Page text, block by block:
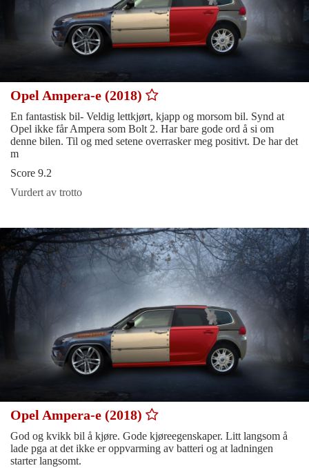
Opel Ampera-e (2018)
En fantastisk bil- Veldig lettkjørt, kjapp og morsom bil. Synd at
Opel ikke får Ampera som Bolt 2. Har bare gode ord å si om
denne bilen. Til og med setene overrasker meg positivt. De har det
m
Score 9.2
Vurdert av trotto
Opel Ampera-e (2018)
God og kvikk bil å kjøre. Gode kjøreegenskaper. Litt langsom å
lade pga at det ikke er oppvarming av batteri og at ladningen
starter langsomt.